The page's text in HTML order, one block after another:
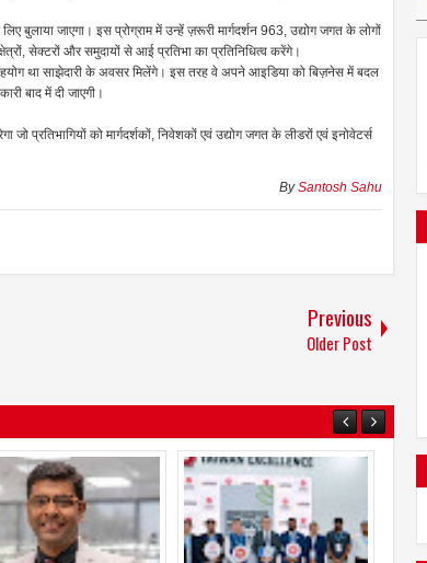
बुलाया जाएगा। इस प्रोग्राम में उन्हें ज़रूरी मार्गदर्शन 963, उद्योग जगत के लोगों
सेक्टरों और समुदायों से आई प्रतिभा का प्रतिनिधित्व करेंगे।
था साझेदारी के अवसर मिलेंगे। इस तरह वे अपने आइडिया को बिज़नेस में बदल
बाद में दी जाएगी।
को मार्गदर्शकों, निवेशकों एवं उद्योग जगत के लीडरों एवं इनोवेटर्स
BySantosh Sahu
Previous
Older Post